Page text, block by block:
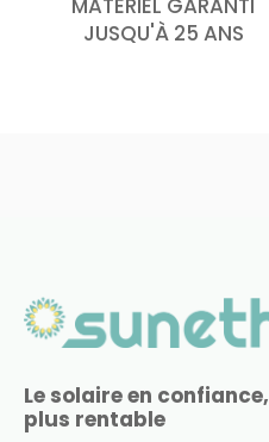
MATÉRIEL GARANTI
JUSQU'À 25 ANS
Le solaire en confiance,
plus rentable